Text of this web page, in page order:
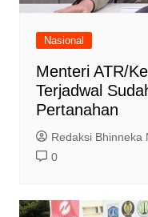
Nasional
Menteri ATR/
Terjadwal
Pertanahan
Redaksi Bhinneka
0